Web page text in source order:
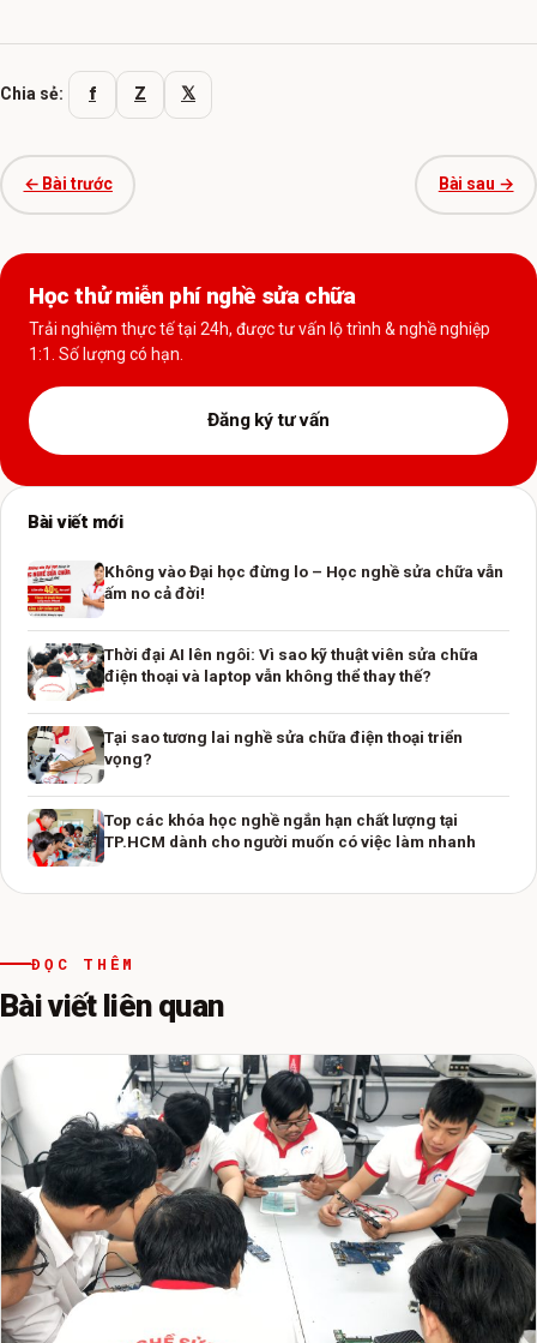
Chia sẻ: f Z 𝕏
← Bài trước Bài sau →
Học thử miễn phí nghề sửa chữa
Trải nghiệm thực tế tại 24h, được tư vấn lộ trình & nghề nghiệp
1:1. Số lượng có hạn.
Đăng ký tư vấn
Bài viết mới
Không vào Đại học đừng lo – Học nghề sửa chữa vẫn
ấm no cả đời!
Thời đại AI lên ngôi: Vì sao kỹ thuật viên sửa chữa
điện thoại và laptop vẫn không thể thay thế?
Tại sao tương lai nghề sửa chữa điện thoại triển
vọng?
Top các khóa học nghề ngắn hạn chất lượng tại
TP.HCM dành cho người muốn có việc làm nhanh
ĐỌC THÊM
Bài viết liên quan